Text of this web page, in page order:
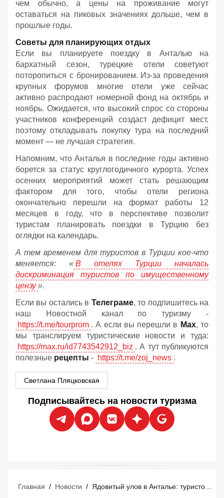
чем обычно, а цены на проживание могут
оставаться на пиковых значениях дольше, чем в
прошлые годы.
Советы для планирующих отдых
Если вы планируете поездку в Анталью на
бархатный сезон, турецкие отели советуют
поторопиться с бронированием. Из-за проведения
крупных форумов многие отели уже сейчас
активно распродают номерной фонд на октябрь и
ноябрь. Ожидается, что высокий спрос со стороны
участников конференций создаст дефицит мест,
поэтому откладывать покупку тура на последний
момент — не лучшая стратегия.
Напомним, что Анталья в последние годы активно
борется за статус круглогодичного курорта. Успех
осенних мероприятий может стать решающим
фактором для того, чтобы отели региона
окончательно перешли на формат работы 12
месяцев в году, что в перспективе позволит
туристам планировать поездки в Турцию без
оглядки на календарь.
А тем временем для туристов в Турции кое-что
меняется: « В отелях Турции началась
дискриминация туристов по имущественному
цензу ».
Если вы остались в Телеграме, то подпишитесь на
наш Новостной канал по туризму -
https://t.me/tourprom . А если вы перешли в Мах, то
мы транслируем туристические новости и туда:
https://max.ru/id7743542912_biz . А тут публикуются
полезные рецепты - https://t.me/zoj_news .
Светлана Пляцковская
Подписывайтесь на новости туризма
Главная / Новости /